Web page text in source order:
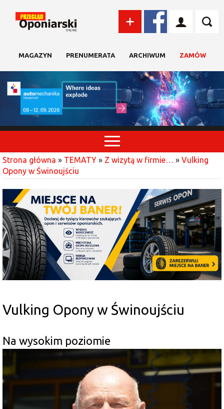
MAGAZYN PRENUMERATA ARCHIWUM ZAMÓW
Strona główna » TEMATY » Z wizytą w firmie… » Vulking
Opony w Świnoujściu
Vulking Opony w Świnoujściu
Na wysokim poziomie